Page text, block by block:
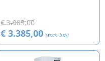
€ 3.985,00
€ 3.385,00 (excl. btw)